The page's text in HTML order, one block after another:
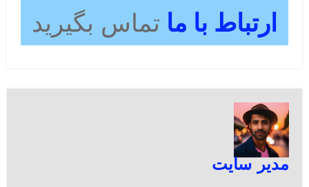
ارتباط با ما تماس بگیرید
مدیر سایت